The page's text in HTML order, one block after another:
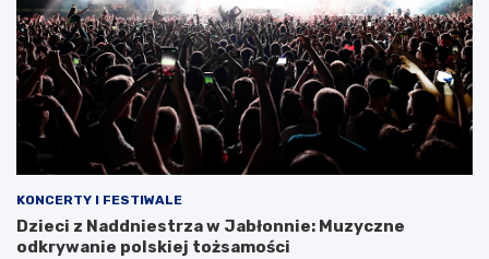
KONCERTY I FESTIWALE
Dzieci z Naddniestrza w Jabłonnie: Muzyczne
odkrywanie polskiej tożsamości